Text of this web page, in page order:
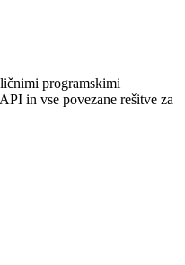
programskimi
in vse povezane rešitve za